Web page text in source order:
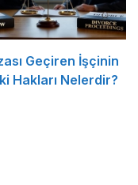
Geçiren İşçinin
Hakları Nelerdir?